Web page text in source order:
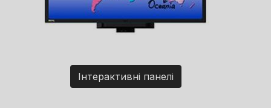
Інтерактивні панелі